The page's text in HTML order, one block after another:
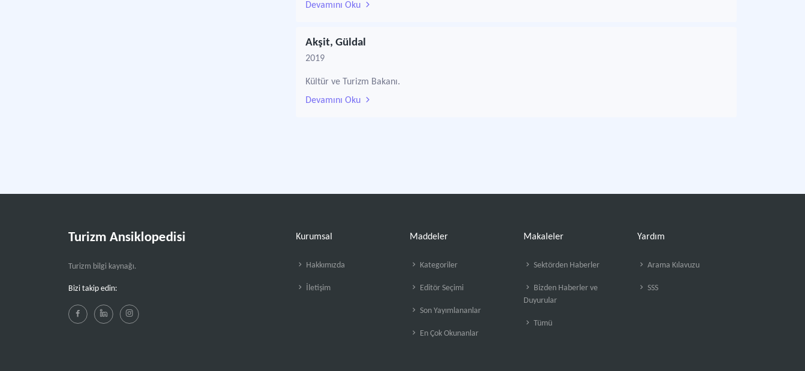
Devamını Oku
Akşit, Güldal
2019
Kültür ve Turizm Bakanı.
Devamını Oku
Turizm Ansiklopedisi
Turizm bilgi kaynağı.
Bizi takip edin:
Kurumsal
Hakkımızda
İletişim
Maddeler
Kategoriler
Editör Seçimi
Son Yayımlananlar
En Çok Okunanlar
Makaleler
Sektörden Haberler
Bizden Haberler ve
Duyurular
Tümü
Yardım
Arama Kılavuzu
SSS